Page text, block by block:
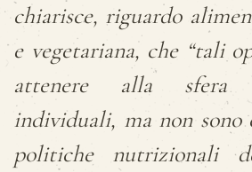
chiarisce, riguardo
e vegetariana, che “tali
attenere alla sfera
individuali, ma non sono
politiche nutrizionali